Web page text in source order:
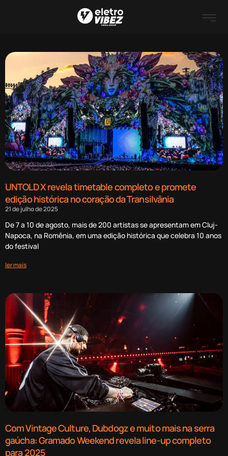
UNTOLD X revela timetable completo e promete
edição histórica no coração da Transilvânia
21 de julho de 2025
De 7 a 10 de agosto, mais de 200 artistas se apresentam em Cluj-
Napoca, na Romênia, em uma edição histórica que celebra 10 anos
do festival
ler mais
Com Vintage Culture, Dubdogz e muito mais na serra
gaúcha: Gramado Weekend revela line-up completo
para 2025